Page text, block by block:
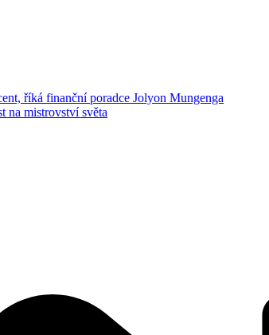
říká finanční poradce Jolyon Mungenga
na mistrovství světa